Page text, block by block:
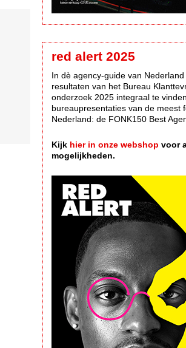
red alert 2025
In dè agency-guide van
resultaten van het Bureau
onderzoek 2025 integraal te
bureaupresentaties van de meest
Nederland: de FONK150 Best
Kijk hier in onze webshop voor
mogelijkheden.